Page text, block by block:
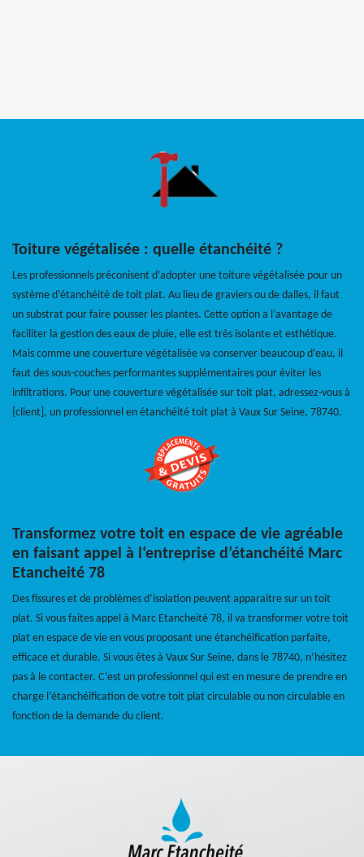
Toiture végétalisée : quelle étanchéité ?
Les professionnels préconisent d’adopter une toiture végétalisée pour un
système d’étanchéité de toit plat. Au lieu de graviers ou de dalles, il faut
un substrat pour faire pousser les plantes. Cette option a l’avantage de
faciliter la gestion des eaux de pluie, elle est très isolante et esthétique.
Mais comme une couverture végétalisée va conserver beaucoup d’eau, il
faut des sous-couches performantes supplémentaires pour éviter les
infiltrations. Pour une couverture végétalisée sur toit plat, adressez-vous à
{client], un professionnel en étanchéité toit plat à Vaux Sur Seine, 78740.
Transformez votre toit en espace de vie agréable
en faisant appel à l‘entreprise d’étanchéité Marc
Etancheité 78
Des fissures et de problèmes d’isolation peuvent apparaitre sur un toit
plat. Si vous faites appel à Marc Etancheité 78, il va transformer votre toit
plat en espace de vie en vous proposant une étanchéification parfaite,
efficace et durable. Si vous êtes à Vaux Sur Seine, dans le 78740, n’hésitez
pas à le contacter. C’est un professionnel qui est en mesure de prendre en
charge l’étanchéification de votre toit plat circulable ou non circulable en
fonction de la demande du client.